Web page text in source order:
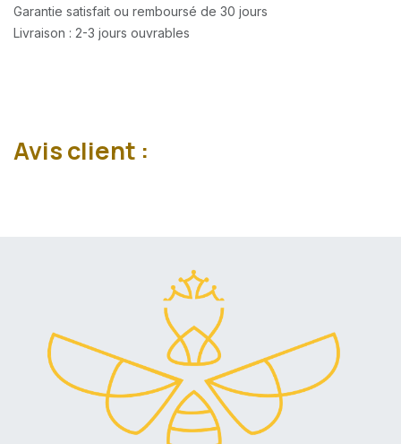
Garantie satisfait ou remboursé de 30 jours
Livraison : 2-3 jours ouvrables
Avis client :